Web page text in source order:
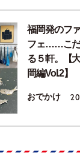
福岡発のフ
フェ……こだ
る５軒。【
岡編Vol.2】
おでかけ